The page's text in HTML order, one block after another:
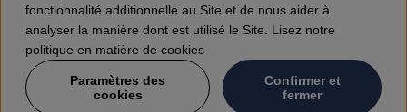
fonctionnalité additionnelle au Site et de nous aider à
analyser la manière dont est utilisé le Site. Lisez notre
politique en matière de cookies
Paramètres des
cookies
Confirmer et
fermer